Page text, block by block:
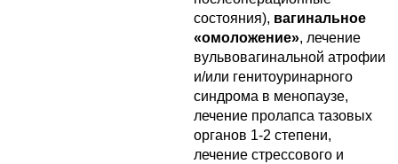
состояния), вагинальное
«омоложение», лечение
вульвовагинальной атрофии
и/или генитоуринарного
синдрома в менопаузе,
лечение пролапса тазовых
органов 1-2 степени,
лечение стрессового и